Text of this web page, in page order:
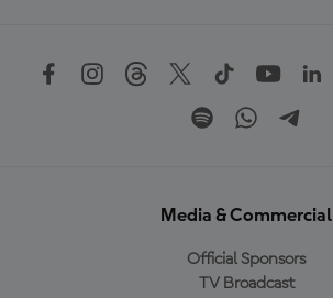
Media & Commercial
Official Sponsors
TV Broadcast